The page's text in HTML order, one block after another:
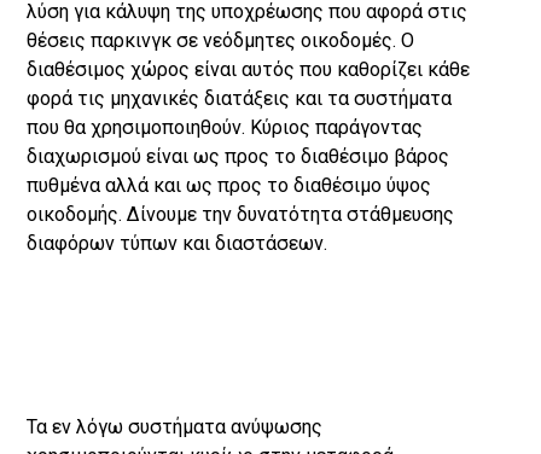
λύση για κάλυψη της υποχρέωσης που αφορά στις
θέσεις παρκινγκ σε νεόδμητες οικοδομές. Ο
διαθέσιμος χώρος είναι αυτός που καθορίζει κάθε
φορά τις μηχανικές διατάξεις και τα συστήματα
που θα χρησιμοποιηθούν. Κύριος παράγοντας
διαχωρισμού είναι ως προς το διαθέσιμο βάρος
πυθμένα αλλά και ως προς το διαθέσιμο ύψος
οικοδομής. Δίνουμε την δυνατότητα στάθμευσης
διαφόρων τύπων και διαστάσεων.
Τα εν λόγω συστήματα ανύψωσης